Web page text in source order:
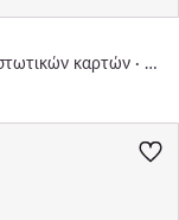
Θήκη πιστωτικών καρτών · Μαύρο